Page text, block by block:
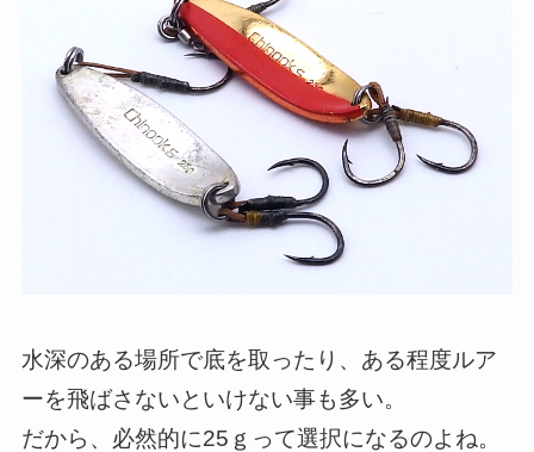
水深のある場所で底を取ったり、ある程度ルア
ーを飛ばさないといけない事も多い。
だから、必然的に25ｇって選択になるのよね。